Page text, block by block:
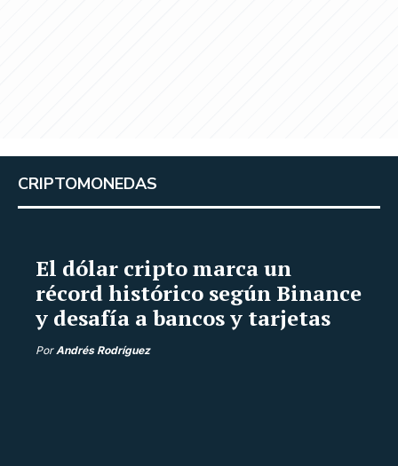
CRIPTOMONEDAS
El dólar cripto marca un
récord histórico según Binance
y desafía a bancos y tarjetas
Por Andrés Rodríguez